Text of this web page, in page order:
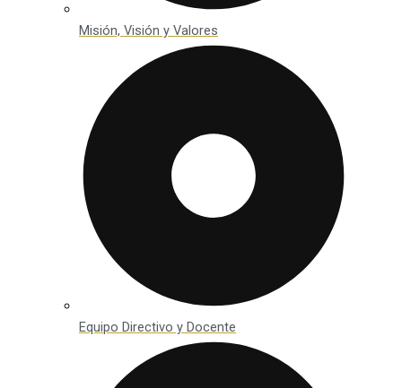
Misión, Visión y Valores
Equipo Directivo y Docente